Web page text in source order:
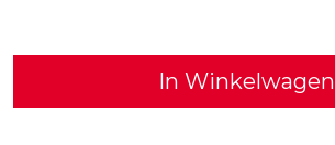
In Winkelwagen